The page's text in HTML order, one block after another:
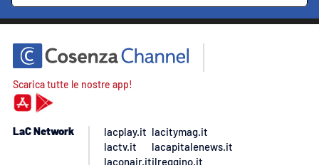
Scarica tutte le nostre app!
LaC Network
lacplay.it
lactv.it
laconair.it
lacitymag.it
lacapitalenews.it
ilreggino.it